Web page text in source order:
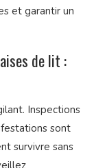
et garantir un
de lit :
Inspections
sont
survivre sans